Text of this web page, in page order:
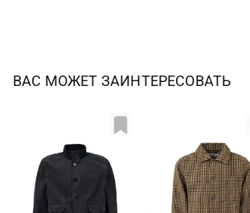
ВАС МОЖЕТ ЗАИНТЕРЕСОВАТЬ